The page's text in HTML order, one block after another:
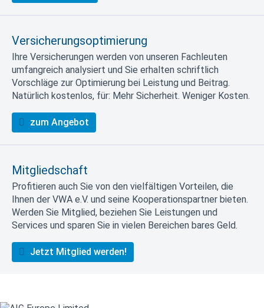
Versicherungsoptimierung
Ihre Versicherungen werden von unseren Fachleuten
umfangreich analysiert und Sie erhalten schriftlich
Vorschläge zur Optimierung bei Leistung und Beitrag.
Natürlich kostenlos, für: Mehr Sicherheit. Weniger Kosten.
zum Angebot
Mitgliedschaft
Profitieren auch Sie von den vielfältigen Vorteilen, die
Ihnen der VWA e.V. und seine Kooperationspartner bieten.
Werden Sie Mitglied, beziehen Sie Leistungen und
Services und sparen Sie in vielen Bereichen bares Geld.
Jetzt Mitglied werden!